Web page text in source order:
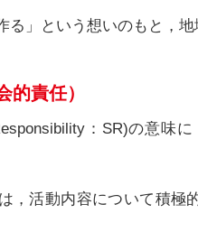
る」という想いのもと，
的責任）
：SR)の意味
，活動内容について積極